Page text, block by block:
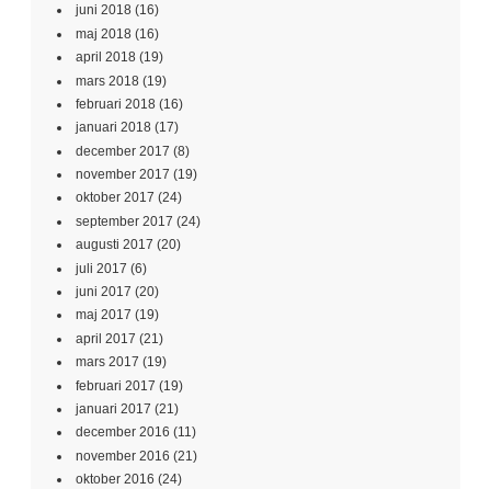
juni 2018 (16)
maj 2018 (16)
april 2018 (19)
mars 2018 (19)
februari 2018 (16)
januari 2018 (17)
december 2017 (8)
november 2017 (19)
oktober 2017 (24)
september 2017 (24)
augusti 2017 (20)
juli 2017 (6)
juni 2017 (20)
maj 2017 (19)
april 2017 (21)
mars 2017 (19)
februari 2017 (19)
januari 2017 (21)
december 2016 (11)
november 2016 (21)
oktober 2016 (24)